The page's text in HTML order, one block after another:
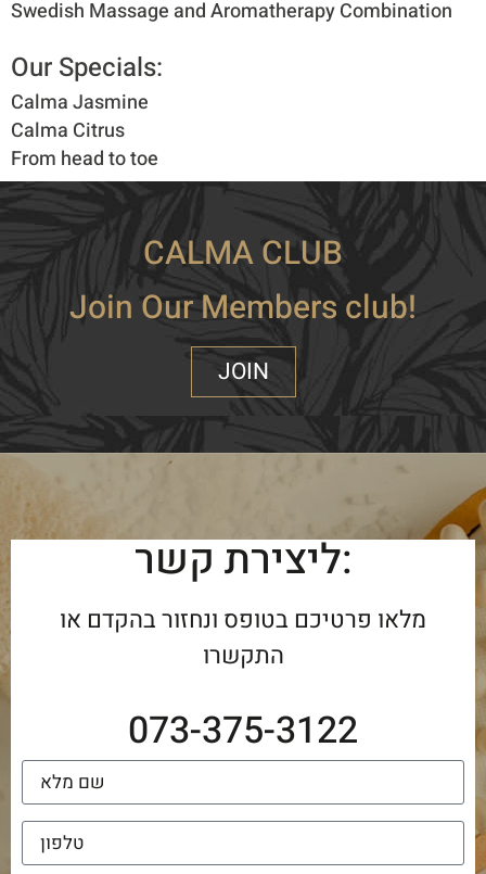
Swedish Massage and Aromatherapy Combination
Our Specials:​
Calma Jasmine
Calma Citrus
From head to toe
CALMA CLUB
Join Our Members club!
JOIN
ליצירת קשר:
מלאו פרטיכם בטופס ונחזור בהקדם או
התקשרו
073-375-3122